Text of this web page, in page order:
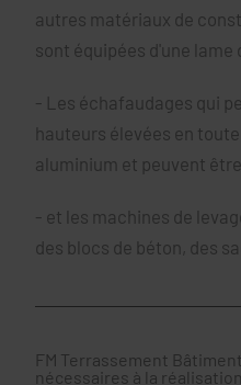
autres matériaux de
sont équipées d'une lame
- Les échafaudages qui
hauteurs élevées en
aluminium et peuvent
- et les machines de
des blocs de béton, des
FM Terrassement
nécessaires à la